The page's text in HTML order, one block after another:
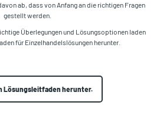
ab, dass von Anfang an die richtigen Fragen
gestellt werden.
Überlegungen und Lösungsoptionen laden
für Einzelhandelslösungen herunter.
Lösungsleitfaden herunter.